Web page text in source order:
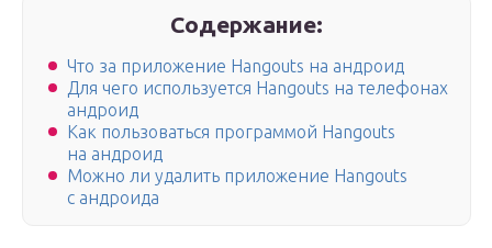
Содержание:
Что за приложение Hangouts на андроид
Для чего используется Hangouts на телефонах
андроид
Как пользоваться программой Hangouts
на андроид
Можно ли удалить приложение Hangouts
с андроида